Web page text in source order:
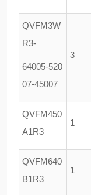
QVFM3W
R3-
64005-520
07-45007
3
QVFM450
A1R3
1
QVFM640
B1R3
1